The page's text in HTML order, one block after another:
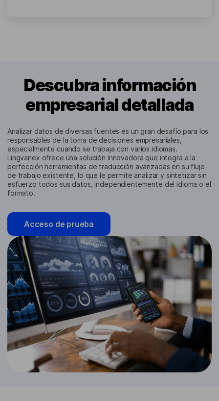
Descubra información
empresarial detallada
Analizar datos de diversas fuentes es un gran desafío para los
responsables de la toma de decisiones empresariales,
especialmente cuando se trabaja con varios idiomas.
Lingvanex ofrece una solución innovadora que integra a la
perfección herramientas de traducción avanzadas en su flujo
de trabajo existente, lo que le permite analizar y sintetizar sin
esfuerzo todos sus datos, independientemente del idioma o el
formato.
Acceso de prueba